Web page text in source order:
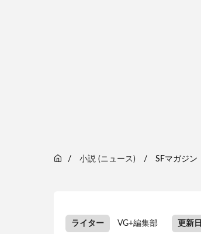
小説 (ニュース) SFマガジン
ライター VG+編集部 更新日